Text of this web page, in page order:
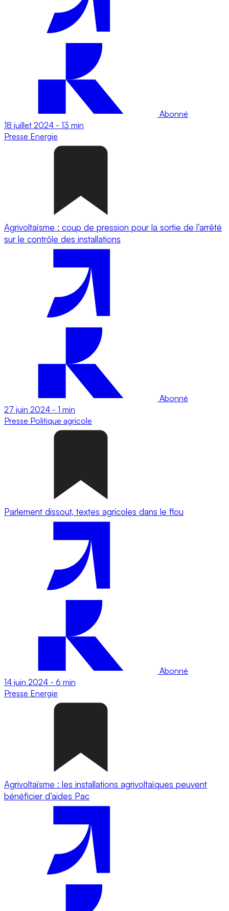
Abonné
18 juillet 2024 - 13 min
Presse Energie
Agrivoltaïsme : coup de pression pour la sortie de l’arrêté
sur le contrôle des installations
Abonné
27 juin 2024 - 1 min
Presse Politique agricole
Parlement dissout, textes agricoles dans le flou
Abonné
14 juin 2024 - 6 min
Presse Energie
Agrivoltaïsme : les installations agrivoltaïques peuvent
bénéficier d’aides Pac